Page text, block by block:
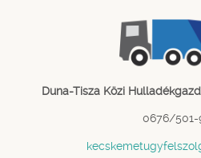
Duna-Tisza Közi
0676/501-